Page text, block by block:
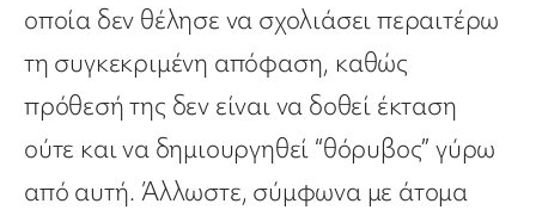
οποία δεν θέλησε να σχολιάσει περαιτέρω
τη συγκεκριμένη απόφαση, καθώς
πρόθεσή της δεν είναι να δοθεί έκταση
ούτε και να δημιουργηθεί “θόρυβος” γύρω
από αυτή. Άλλωστε, σύμφωνα με άτομα